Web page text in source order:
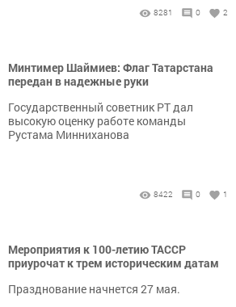
8281 0 2
Минтимер Шаймиев: Флаг Татарстана
передан в надежные руки
Государственный советник РТ дал
высокую оценку работе команды
Рустама Минниханова
8422 0 1
Мероприятия к 100-летию ТАССР
приурочат к трем историческим датам
Празднование начнется 27 мая.